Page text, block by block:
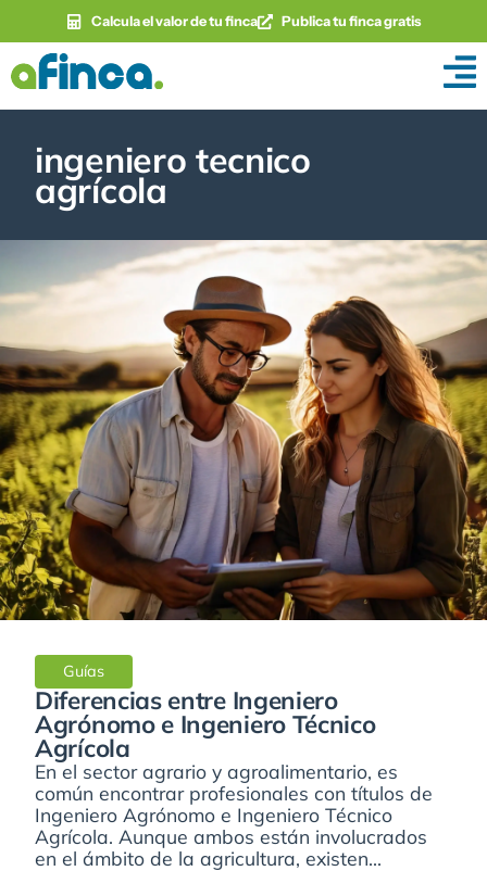
Calcula el valor de tu finca Publica tu finca gratis
ingeniero tecnico
agrícola
Guías
Diferencias entre Ingeniero
Agrónomo e Ingeniero Técnico
Agrícola
En el sector agrario y agroalimentario, es
común encontrar profesionales con títulos de
Ingeniero Agrónomo e Ingeniero Técnico
Agrícola. Aunque ambos están involucrados
en el ámbito de la agricultura, existen...